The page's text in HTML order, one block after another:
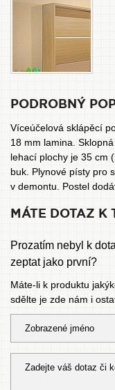
PODROBNÝ
Víceúčelová sklápěcí
18 mm lamina.
lehací plochy je 35 cm
buk. Plynové písty pro
v demontu. Postel
MÁTE DOTAZ K
Prozatím nebyl k
zeptat jako první?
Máte-li k produktu
sdělte je zde nám i